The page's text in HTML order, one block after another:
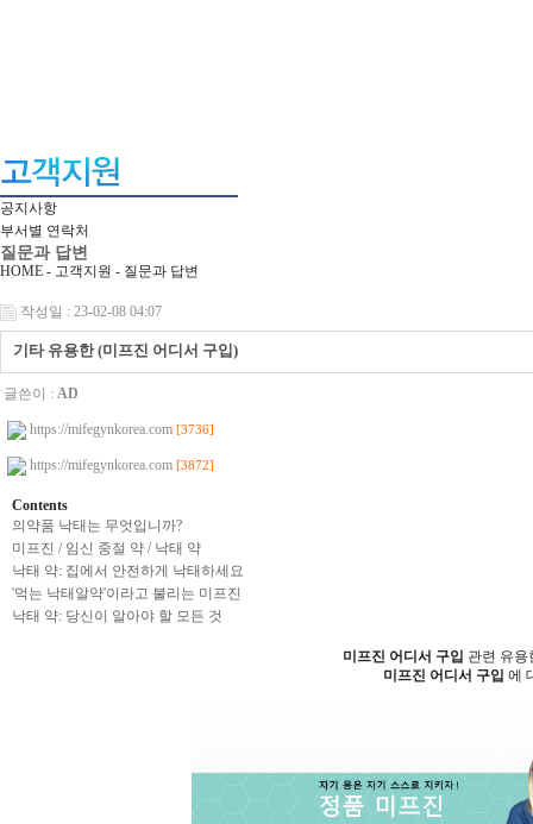
공지사항
부서별 연락처
질문과 답변
HOME - 고객지원 - 질문과 답변
작성일 : 23-02-08 04:07
기타 유용한 (미프진 어디서 구입)
글쓴이 : AD
https://mifegynkorea.com [3736]
https://mifegynkorea.com [3872]
Contents
의약품 낙태는 무엇입니까?
미프진 / 임신 중절 약 / 낙태 약
낙태 약: 집에서 안전하게 낙태하세요
'먹는 낙태알약'이라고 불리는 미프진
낙태 약: 당신이 알아야 할 모든 것
미프진 어디서 구입 관련 유용
미프진 어디서 구입 에